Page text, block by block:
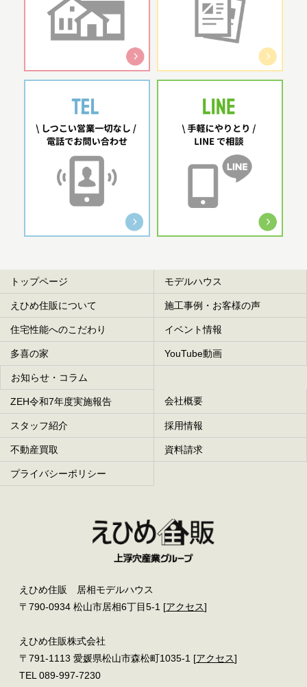
トップページ モデルハウス
えひめ住販について 施工事例・お客様の声
住宅性能へのこだわり イベント情報
多喜の家 YouTube動画
お知らせ・コラム
ZEH令和7年度実施報告 会社概要
スタッフ紹介 採用情報
不動産買取 資料請求
プライバシーポリシー
えひめ住販 居相モデルハウス
〒790-0934 松山市居相6丁目5-1 [アクセス]
えひめ住販株式会社
〒791-1113 愛媛県松山市森松町1035-1 [アクセス]
TEL 089-997-7230